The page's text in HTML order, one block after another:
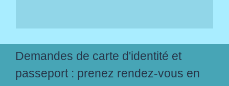
Demandes de carte d'identité et
passeport : prenez rendez-vous en